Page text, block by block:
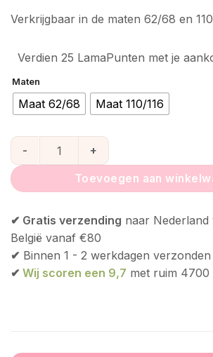
Verkrijgbaar in de maten 62/68 en
Verdien 25 LamaPunten met je
Maten
Maat 62/68 Maat 110/116
Fresk UV top longsleeve Lobster
Toevoegen aan
✔ Gratis verzending naar
België vanaf €80
✔ Binnen 1 - 2 werkdagen verzonden
✔ Wij scoren een 9,7 met ruim 4700